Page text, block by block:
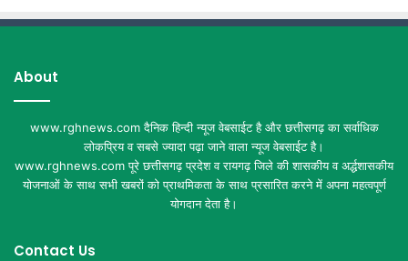
About
www.rghnews.com दैनिक हिन्दी न्यूज वेबसाईट है और छत्तीसगढ़ का सर्वाधिक
लोकप्रिय व सबसे ज्यादा पढ़ा जाने वाला न्यूज वेबसाईट है।
www.rghnews.com पूरे छत्तीसगढ़ प्रदेश व रायगढ़ जिले की शासकीय व अर्द्धशासकीय
योजनाओं के साथ सभी खबरों को प्राथमिकता के साथ प्रसारित करने में अपना महत्वपूर्ण
योगदान देता है।
Contact Us